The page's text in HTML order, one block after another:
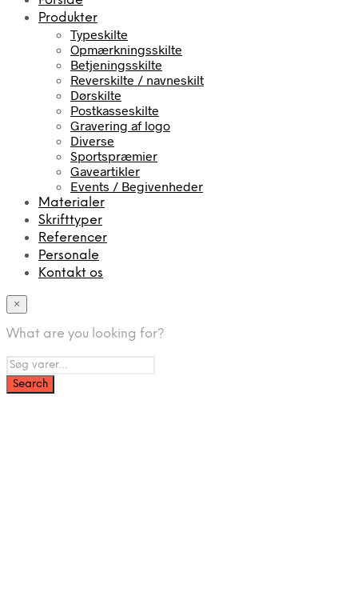
Produkter
Typeskilte
Opmærkningsskilte
Betjeningsskilte
Reverskilte / navneskilt
Dørskilte
Postkasseskilte
Gravering af logo
Diverse
Sportspræmier
Gaveartikler
Events / Begivenheder
Materialer
Skrifttyper
Referencer
Personale
Kontakt os
×
What are you looking for?